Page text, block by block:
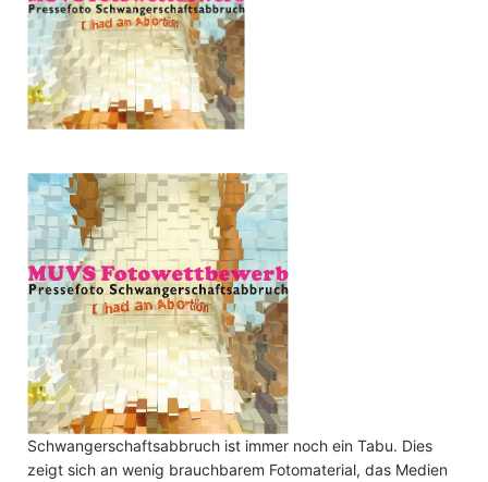
Schwangerschaftsabbruch ist immer noch ein Tabu. Dies
zeigt sich an wenig brauchbarem Fotomaterial, das Medien